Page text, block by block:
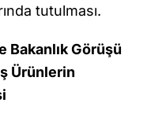
tutulması.
Bakanlık Görüşü
Ürünlerin